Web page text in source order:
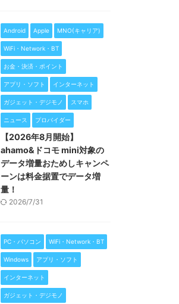
Android Apple MNO(キャリア)
WiFi・Network・BT
お金・決済・ポイント
アプリ・ソフト インターネット
ガジェット・デジモノ スマホ
ニュース プロバイダー
【2026年8月開始】
ahamo&ドコモ mini対象の
データ増量おためしキャンペ
ーンは料金据置でデータ増
量！
2026/7/31
PC・パソコン WiFi・Network・BT
Windows アプリ・ソフト
インターネット
ガジェット・デジモノ